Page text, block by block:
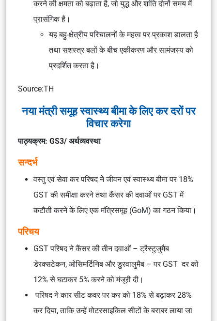
करने की क्षमता को बढ़ाता है, जो युद्ध और शांति दोनों समय में
प्रासंगिक है।
यह बहु-क्षेत्रीय परिचालनों के महत्व पर प्रकाश डालता है
तथा सशस्त्र बलों के बीच एकीकरण और सामंजस्य को
प्रदर्शित करता है।
Source:TH
नया मंत्री समूह स्वास्थ्य बीमा के लिए कर दरों पर
विचार करेगा
पाठ्यक्रम: GS3/ अर्थव्यवस्था
सन्दर्भ
वस्तु एवं सेवा कर परिषद ने जीवन एवं स्वास्थ्य बीमा पर 18%
GST की समीक्षा करने तथा कैंसर की दवाओं पर GST में
कटौती करने के लिए एक मंत्रिसमूह (GoM) का गठन किया।
परिचय
GST परिषद ने कैंसर की तीन दवाओं – ट्रैस्टुजुमैब
डेरक्सटेकन, ओसिमर्टिनिब और डुरवालुमैब – पर GST दर को
12% से घटाकर 5% करने को मंजूरी दी।
परिषद ने कार सीट कवर पर कर को 18% से बढ़ाकर 28%
कर दिया, ताकि उन्हें मोटरसाइकिल सीटों के बराबर लाया जा